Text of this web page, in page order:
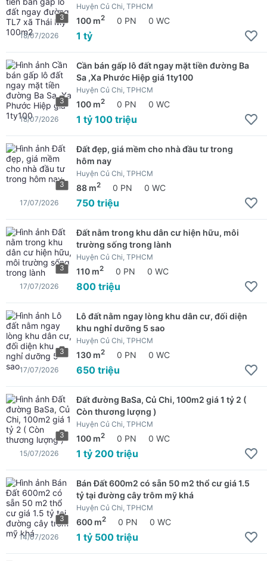
3
Huyện Củ Chi, TPHCM
100 m2 0 PN 0 WC
1 tỷ
18/07/2026
3
Cần bán gấp lô đất ngay mặt tiền đường Ba
Sa ,Xa Phước Hiệp giá 1ty100
Huyện Củ Chi, TPHCM
100 m2 0 PN 0 WC
1 tỷ 100 triệu
18/07/2026
3
Đất đẹp, giá mềm cho nhà đầu tư trong
hôm nay
Huyện Củ Chi, TPHCM
88 m2 0 PN 0 WC
750 triệu
17/07/2026
3
Đất nằm trong khu dân cư hiện hữu, môi
trường sống trong lành
Huyện Củ Chi, TPHCM
110 m2 0 PN 0 WC
800 triệu
17/07/2026
3
Lô đất nằm ngay lòng khu dân cư, đối diện
khu nghỉ dưỡng 5 sao
Huyện Củ Chi, TPHCM
130 m2 0 PN 0 WC
650 triệu
17/07/2026
3
Đất đường BaSa, Củ Chi, 100m2 giá 1 tỷ 2 (
Còn thương lượng )
Huyện Củ Chi, TPHCM
100 m2 0 PN 0 WC
1 tỷ 200 triệu
15/07/2026
3
Bán Đất 600m2 có sẵn 50 m2 thổ cư giá 1.5
tỷ tại đường cây trôm mỹ khá
Huyện Củ Chi, TPHCM
600 m2 0 PN 0 WC
1 tỷ 500 triệu
14/07/2026